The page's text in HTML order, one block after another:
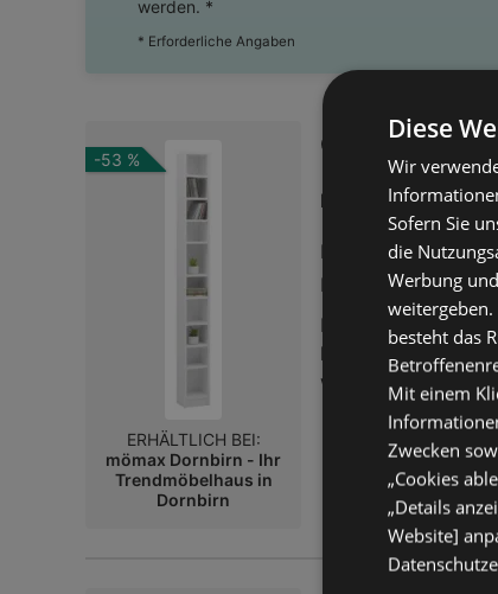
werden. *
* Erforderliche Angaben
-53 %
CD-Regal Soul
Preis nur
Entfernt: 11,29 km
Reduziert:
-53 %
Das CD-Regal
kleine
wirkt hell und
ca. 20 x 186 x 17
aus und eignet
Stellfläche.
Regal pflegeleicht
acht verstellbar,
Fächer. Jeder
einen stabilen
ERHÄLTLICH BEI:
mömax Dornbirn - Ihr
Trendmöbelhaus in
Dornbirn
Diese
Wir
Sofern Sie
die
Werbung
besteht das
Mit einem
Zwecken
„Cookies
„Details
Website]